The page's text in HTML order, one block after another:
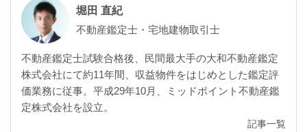
堀田 直紀
不動産鑑定士・宅地建物取引士
不動産鑑定士試験合格後、民間最大手の大和不動産鑑定
株式会社にて約11年間、収益物件をはじめとした鑑定評
価業務に従事。平成29年10月、ミッドポイント不動産鑑
定株式会社を設立。
記事一覧